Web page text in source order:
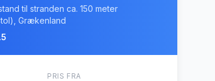
til stranden ca. 150 meter
Grækenland
PRIS FRA